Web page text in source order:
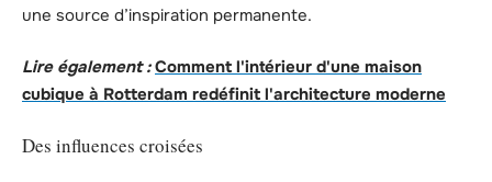
une source d’inspiration permanente.
Lire également : Comment l'intérieur d'une maison
cubique à Rotterdam redéfinit l'architecture moderne
Des influences croisées